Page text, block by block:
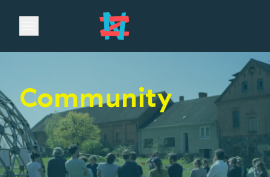
Open main menu
Community